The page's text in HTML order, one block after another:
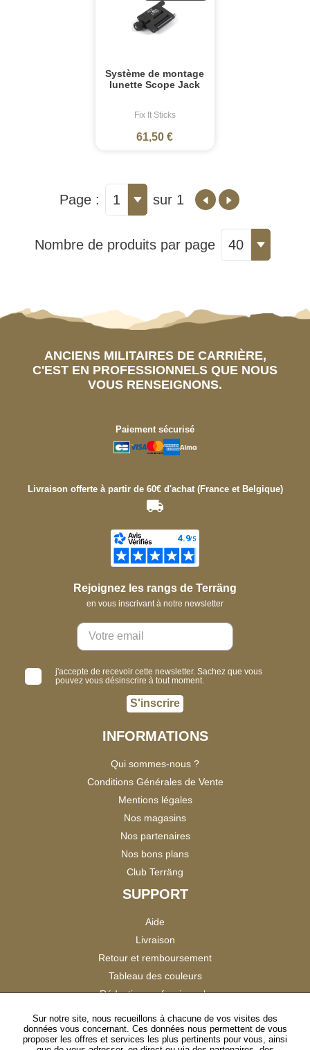
Système de montage
lunette Scope Jack
Fix It Sticks
61,50 €
Page : 1 sur 1
Nombre de produits par page 40
ANCIENS MILITAIRES DE CARRIÈRE,
C'EST EN PROFESSIONNELS QUE NOUS
VOUS RENSEIGNONS.
Paiement sécurisé
Livraison offerte à partir de 60€ d'achat (France et Belgique)
Rejoignez les rangs de Terräng
en vous inscrivant à notre newsletter
j'accepte de recevoir cette newsletter. Sachez que vous
pouvez vous désinscrire à tout moment.
S'inscrire
INFORMATIONS
Qui sommes-nous ?
Conditions Générales de Vente
Mentions légales
Nos magasins
Nos partenaires
Nos bons plans
Club Terräng
SUPPORT
Aide
Livraison
Retour et remboursement
Tableau des couleurs
Réduction professionnels
Satisfaction Clients
Sur notre site, nous recueillons à chacune de vos visites des
données vous concernant. Ces données nous permettent de vous
proposer les offres et services les plus pertinents pour vous, ainsi